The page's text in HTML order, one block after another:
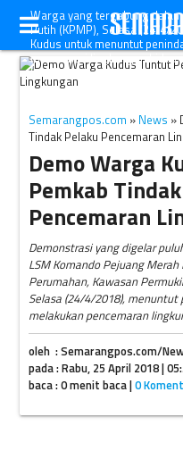
Warga yang tergabung
Putih (KPMP), Selasa (24/4/
Kudus untuk menuntut
mencemari lingkungan
Lathif)
Semarangpos.com » News »
Tindak Pelaku Pencemaran
Demo Warga
Pemkab
Pencemaran
Demonstrasi yang digelar
LSM Komando Pejuang
Perumahan, Kawasan
Selasa (24/4/2018),
melakukan pencemaran
oleh : Semarangpos.com/
pada : Rabu, 25 April 2018 |
baca : 0 menit baca |0